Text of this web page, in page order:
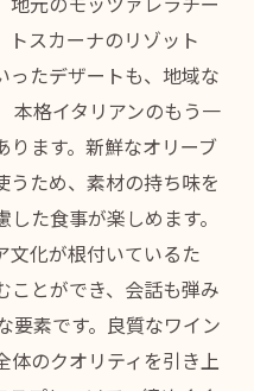
トスカーナのリゾット
ったデザートも、地域な
本格イタリアンのもう一
ります。新鮮なオリーブ
うため、素材の持ち味を
た食事が楽しめます。
文化が根付いているた
ことができ、会話も弾み
要素です。良質なワイン
体のクオリティを引き上